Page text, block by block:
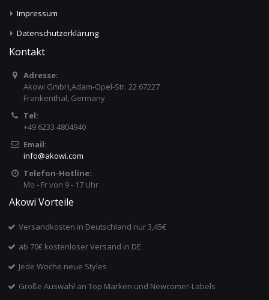
Impressum
Datenschutzerklärung
Kontakt
Adresse:
Akowi GmbH,Adam-Opel-Str. 22 67227
Frankenthal, Germany
Tel:
+49 6233 4804940
Email:
info@akowi.com
Telefon-Hotline:
Mo - Fr von 9 - 17 Uhr
Akowi Vorteile
Versandkosten in Deutschland nur 3,45€
ab 70€ kostenloser Versand in DE
Jede Woche neue Styles
Große Auswahl an Top Marken und Newcomer-Labels